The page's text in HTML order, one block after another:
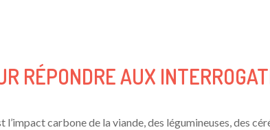
RÉPONDRE AUX
carbone de la viande, des légumineuses, des